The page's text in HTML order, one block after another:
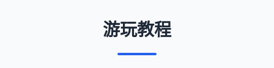
游玩教程